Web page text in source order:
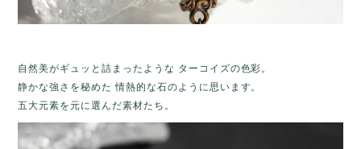
自然美がギュッと詰まったような ターコイズの色彩。
静かな強さを秘めた 情熱的な石のように思います。
五大元素を元に選んだ素材たち。